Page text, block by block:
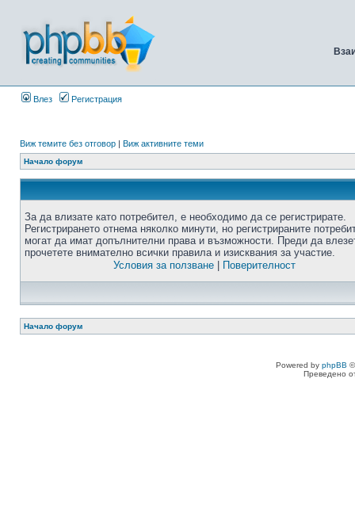
Влез Регистрация
Виж темите без отговор | Виж активните теми
Начало форум
За да влизате като потребител, е необходимо да се регистрирате.
Регистрирането отнема няколко минути, но регистрираните
могат да имат допълнителни права и възможности. Преди да
прочетете внимателно всички правила и изисквания за участие.
Условия за ползване| Поверителност
Начало форум
Powered by phpBB
Преведено